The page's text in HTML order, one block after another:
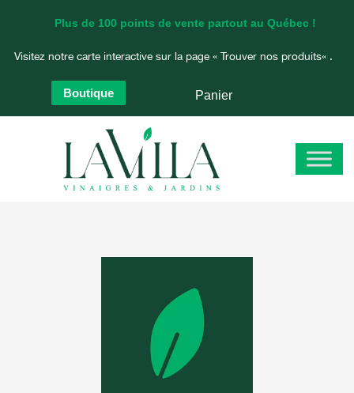
Plus de 100 points de vente partout au Québec !
Visitez notre carte interactive sur la page « Trouver nos produits« .
Boutique Panier